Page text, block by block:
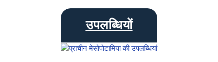
उपलब्धियों